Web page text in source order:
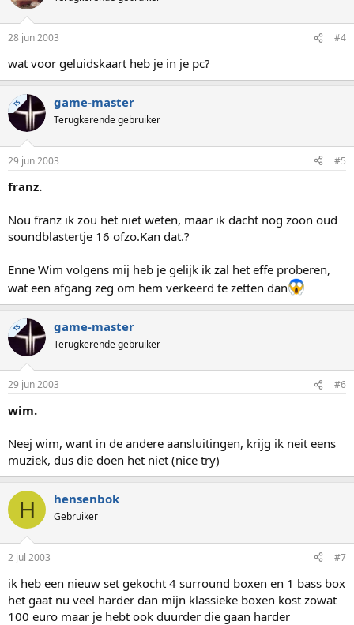
28 jun 2003 #4
wat voor geluidskaart heb je in je pc?
TS game-master
Terugkerende gebruiker
29 jun 2003 #5
franz.
Nou franz ik zou het niet weten, maar ik dacht nog zoon oud
soundblastertje 16 ofzo.Kan dat.?
Enne Wim volgens mij heb je gelijk ik zal het effe proberen,
wat een afgang zeg om hem verkeerd te zetten dan
TS game-master
Terugkerende gebruiker
29 jun 2003 #6
wim.
Neej wim, want in de andere aansluitingen, krijg ik neit eens
muziek, dus die doen het niet (nice try)
H hensenbok
Gebruiker
2 jul 2003 #7
ik heb een nieuw set gekocht 4 surround boxen en 1 bass box
het gaat nu veel harder dan mijn klassieke boxen kost zowat
100 euro maar je hebt ook duurder die gaan harder